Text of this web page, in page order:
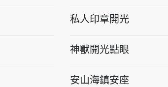
私人印章開光
神獸開光點眼
安山海鎮安座